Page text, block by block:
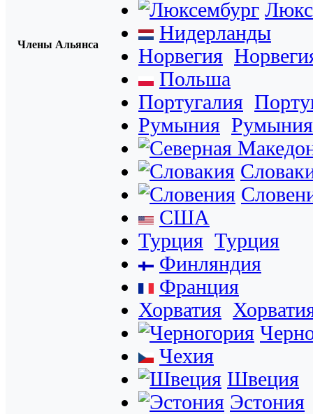
Члены Альянса
Нидерланды
Норвегия
Польша
Португалия
Румыния Румыния
США
Турция Турция
Финляндия
Франция
Хорватия
Чехия
Швеция
Эстония